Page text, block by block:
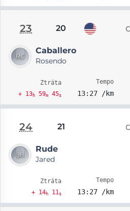
23 20
Caballero
Rosendo
Ztráta
+ 13h59m45s
Tempo
13:27 /km
24 21
Rude
Jared
Ztráta
+ 14h11s
Tempo
13:27 /km